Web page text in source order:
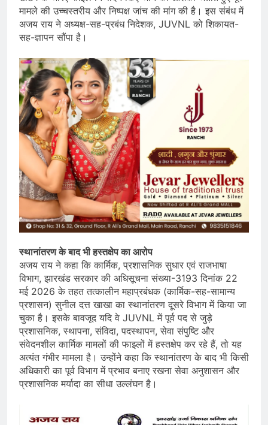
मामले की उच्चस्तरीय और निष्पक्ष जांच की मांग की है। इस संबंध में
अजय राय ने अध्यक्ष-सह-प्रबंध निदेशक, JUVNL को शिकायत-
सह-ज्ञापन सौंपा है।
स्थानांतरण के बाद भी हस्तक्षेप का आरोप
अजय राय ने कहा कि कार्मिक, प्रशासनिक सुधार एवं राजभाषा
विभाग, झारखंड सरकार की अधिसूचना संख्या-3193 दिनांक 22
मई 2026 के तहत तत्कालीन महाप्रबंधक (कार्मिक-सह-सामान्य
प्रशासन) सुनील दत्त खाखा का स्थानांतरण दूसरे विभाग में किया जा
चुका है। इसके बावजूद यदि वे JUVNL में पूर्व पद से जुड़े
प्रशासनिक, स्थापना, संविदा, पदस्थापन, सेवा संपुष्टि और
संवेदनशील कार्मिक मामलों की फाइलों में हस्तक्षेप कर रहे हैं, तो यह
अत्यंत गंभीर मामला है। उन्होंने कहा कि स्थानांतरण के बाद भी किसी
अधिकारी का पूर्व विभाग में प्रभाव बनाए रखना सेवा अनुशासन और
प्रशासनिक मर्यादा का सीधा उल्लंघन है।